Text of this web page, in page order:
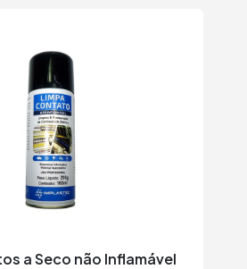
a Seco não Inflamável